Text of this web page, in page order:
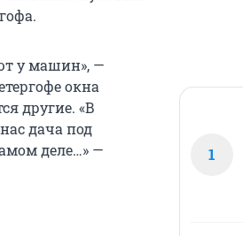
у машин», —
окна
другие. «В
дача под
деле…» —
1